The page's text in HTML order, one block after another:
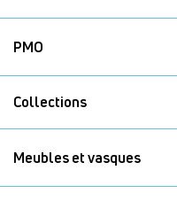
PMO
Collections
Meubles et vasques